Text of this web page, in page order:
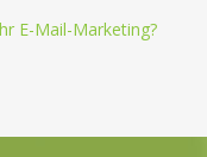
E-Mail-Marketing?